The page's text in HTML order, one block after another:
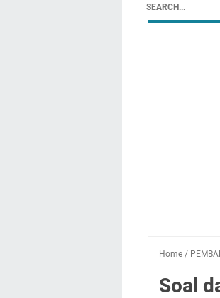
Home /
Soal